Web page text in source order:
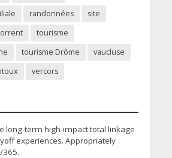
randonnées
site
tourisme
tourisme Drôme
vaucluse
vercors
long-term high-impact total linkage
experiences. Appropriately
365.